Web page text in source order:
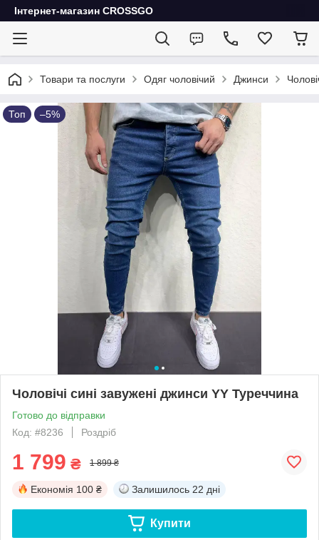
Інтернет-магазин CROSSGO
Товари та послуги Одяг чоловічий Джинси
Топ –5%
Чоловічі сині завужені джинси YY Туреччина
Готово до відправки
Код: #8236
Роздріб
1 799 ₴ 1 899 ₴
Економія 100 ₴ Залишилось 22 дні
Купити